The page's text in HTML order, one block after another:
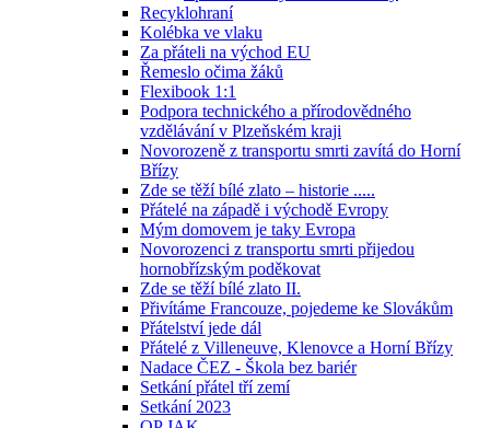
Recyklohraní
Kolébka ve vlaku
Za přáteli na východ EU
Řemeslo očima žáků
Flexibook 1:1
Podpora technického a přírodovědného
vzdělávání v Plzeňském kraji
Novorozeně z transportu smrti zavítá do Horní
Břízy
Zde se těží bílé zlato – historie .....
Přátelé na západě i východě Evropy
Mým domovem je taky Evropa
Novorozenci z transportu smrti přijedou
hornobřízským poděkovat
Zde se těží bílé zlato II.
Přivítáme Francouze, pojedeme ke Slovákům
Přátelství jede dál
Přátelé z Villeneuve, Klenovce a Horní Břízy
Nadace ČEZ - Škola bez bariér
Setkání přátel tří zemí
Setkání 2023